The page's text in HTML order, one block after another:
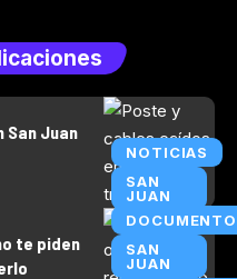
NOTICIAS
SAN
JUAN
Juan
SAN
JUAN
te piden